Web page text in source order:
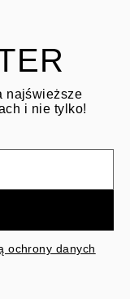
najświeższe
i nie tylko!
ochrony danych